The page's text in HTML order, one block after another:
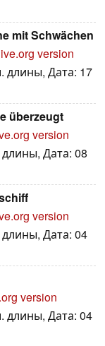
mit Schwächen
version
длины, Дата: 17
überzeugt
version
Дата: 08
version
Дата: 04
version
длины, Дата: 04